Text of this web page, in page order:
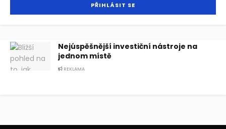
Nejúspěšnější investiční nástroje na
jednom místě
REKLAMA